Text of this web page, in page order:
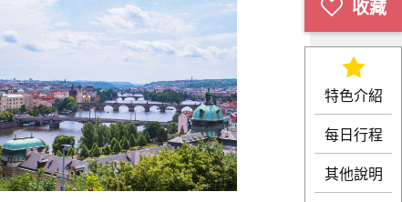
特色介紹
每日行程
其他說明